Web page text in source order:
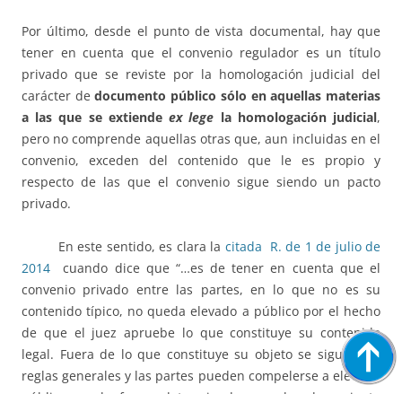
Por último, desde el punto de vista documental, hay que
tener en cuenta que el convenio regulador es un título
privado que se reviste por la homologación judicial del
carácter dedocumento público sólo en aquellas materias
a las que se extiendeex lege la homologación judicial,
pero no comprende aquellas otras que, aun incluidas en el
convenio, exceden del contenido que le es propio y
respecto de las que el convenio sigue siendo un pacto
privado.
En este sentido, es clara la citada R. de 1 de julio de
2014
cuando dice que “…es de tener en cuenta que el
convenio privado entre las partes, en lo que no es su
contenido típico, no queda elevado a público por el hecho
de que el juez apruebe lo que constituye su contenido
legal. Fuera de lo que constituye su objeto se siguen las
reglas generales y las partes pueden compelerse a elevar a